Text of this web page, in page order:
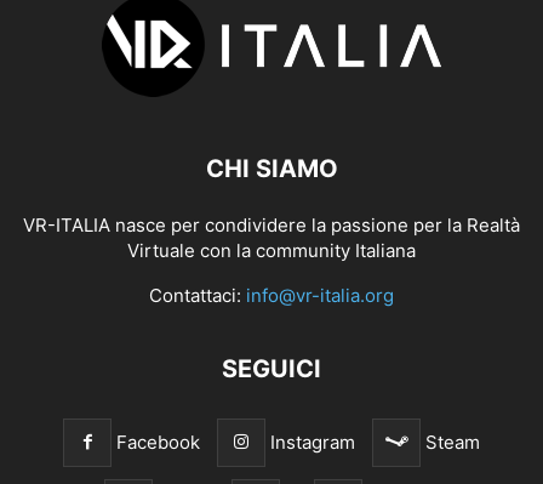
CHI SIAMO
VR-ITALIA nasce per condividere la passione per la Realtà
Virtuale con la community Italiana
Contattaci: info@vr-italia.org
SEGUICI
Facebook Instagram Steam